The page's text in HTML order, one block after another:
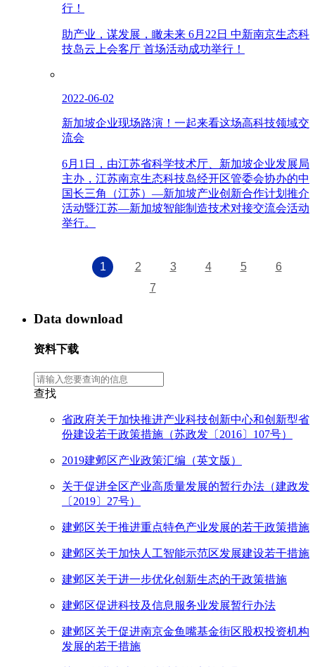
行！
助产业，谋发展，瞰未来 6月22日 中新南京生态科
技岛云上会客厅 首场活动成功举行！
2022-06-02
新加坡企业现场路演！一起来看这场高科技领域交
流会
6月1日，由江苏省科学技术厅、新加坡企业发展局
主办，江苏南京生态科技岛经开区管委会协办的中
国长三角（江苏）—新加坡产业创新合作计划推介
活动暨江苏—新加坡智能制造技术对接交流会活动
举行。
1 2 3 4 5
6
7
Data download
资料下载
查找
省政府关于加快推进产业科技创新中心和创新型省
份建设若干政策措施（苏政发〔2016〕107号）
2019建邺区产业政策汇编（英文版）
关于促进全区产业高质量发展的暂行办法（建政发
〔2019〕27号）
建邺区关于推进重点特色产业发展的若干政策措施
建邺区关于加快人工智能示范区发展建设若干措施
建邺区关于进一步优化创新生态的干政策措施
建邺区促进科技及信息服务业发展暂行办法
建邺区关于促进南京金鱼嘴基金街区股权投资机构
发展的若干措施